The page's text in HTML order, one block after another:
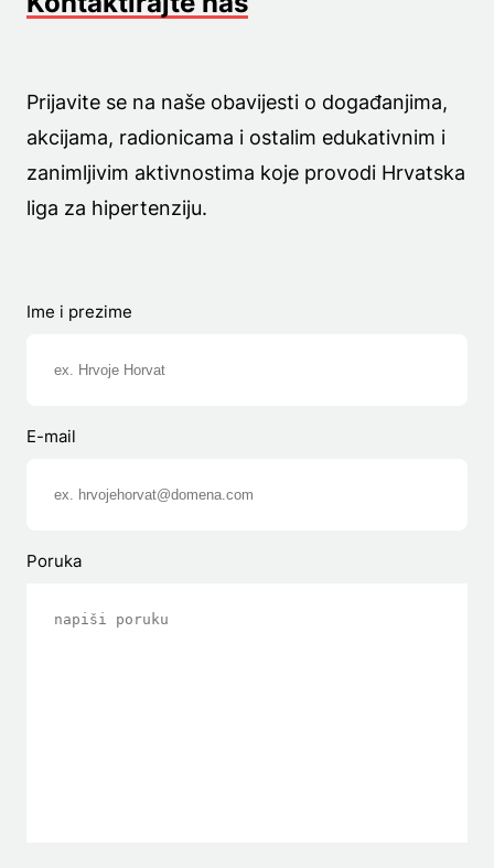
Prijavite se na naše obavijesti o događanjima,
akcijama, radionicama i ostalim edukativnim i
zanimljivim aktivnostima koje provodi Hrvatska
liga za hipertenziju.
Ime i prezime
E-mail
Poruka